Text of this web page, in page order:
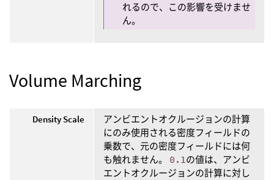
れるので、この影響を受けませ
ん。
Volume Marching
Density Scale
アンビエントオクルージョンの計算
にのみ使用される密度フィールドの
乗数で、元の密度フィールドには何
も触れません。 0.1の値は、アンビ
エントオクルージョンの計算に対し